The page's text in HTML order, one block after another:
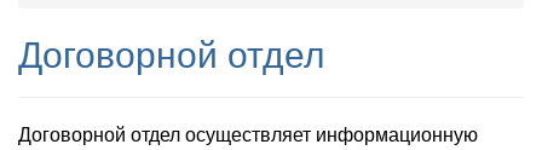
Договорной отдел
Договорной отдел осуществляет информационную